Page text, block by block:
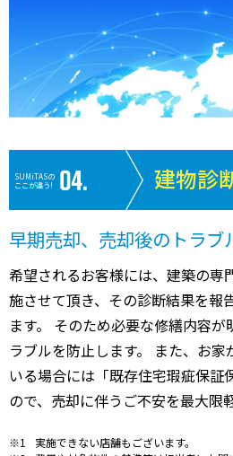
SUMiTASの
ここが違う!
建物診
早期売却、売却後のトラブ
希望されるお客様には、建築の専
施させて頂き、その診断結果を報
ます。 そのため必要な修繕内容
ラブルを防止します。 また、お
いる場合には「既存住宅瑕疵保証
ので、売却に伴うご不安を最大限
実施できない店舗もございます。